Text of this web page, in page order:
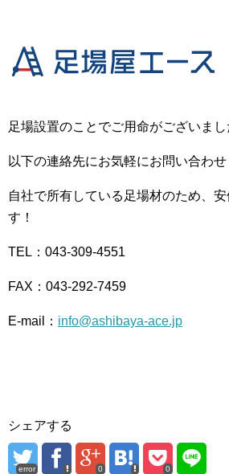
足場設置のことでご用命がございまし
以下の連絡先にお気軽にお問い合わせ
自社で所有している足場材のため、
す！
TEL：043-309-4551
FAX：043-292-7459
E-mail： info@ashibaya-ace.jp
シェアする
error 0 0